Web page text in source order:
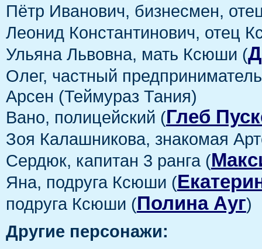
Пётр Иванович, бизнесмен,
Леонид Константинович, отец
Ульяна Львовна, мать Ксюши (
Олег, частный
Арсен (Теймураз Тания)
Вано, полицейский (Глеб
Зоя Калашникова, знакомая
Сердюк, капитан 3 ранга (
Яна, подруга Ксюши (
подруга Ксюши (Полина Ауг)
Другие персонажи: